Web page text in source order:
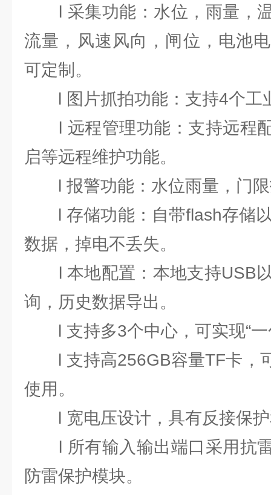
l 采集功能：水位，雨量，
流量，风速风向，闸位，电池
可定制。
l 图片抓拍功能：支持4个工
l 远程管理功能：支持远程
启等远程维护功能。
l 报警功能：水位雨量，门限
l 存储功能：自带flash存储以
数据，掉电不丢失。
l 本地配置：本地支持USB以
询，历史数据导出。
l 支持多3个中心，可实现“一
l 支持高256GB容量TF卡，
使用。
l 宽电压设计，具有反接保护
l 所有输入输出端口采用抗
防雷保护模块。